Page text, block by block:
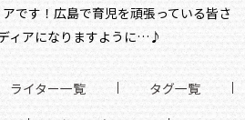
です！ 広島で育児を頑張っている皆さ
ィアになりますように…♪
ライター一覧 タグ一覧